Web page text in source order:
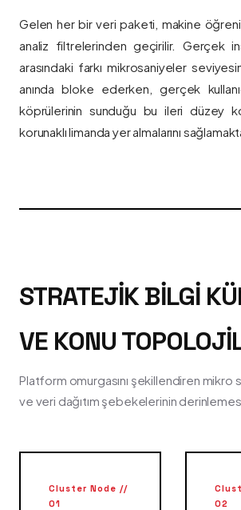
Gelen her bir veri paketi, makine
analiz filtrelerinden geçirilir. Gerçek
arasındaki farkı mikrosaniyeler
anında bloke ederken, gerçek
köprülerinin sunduğu bu ileri düzey
korunaklı limanda yer almalarını
STRATEJIK BILGI
VE KONU
Platform omurgasını şekillendiren mikro
ve veri dağıtım şebekelerinin
Cluster Node //
01
02